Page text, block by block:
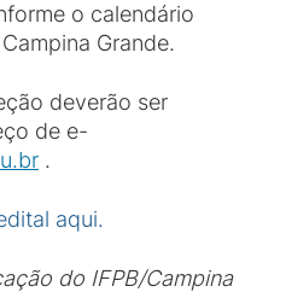
o calendário
Grande.
deverão ser
de e-
.
aqui.
do IFPB/Campina